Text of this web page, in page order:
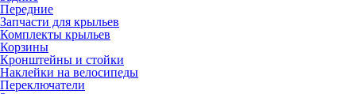
Передние
Запчасти для крыльев
Комплекты крыльев
Корзины
Кронштейны и стойки
Наклейки на велосипеды
Переключатели